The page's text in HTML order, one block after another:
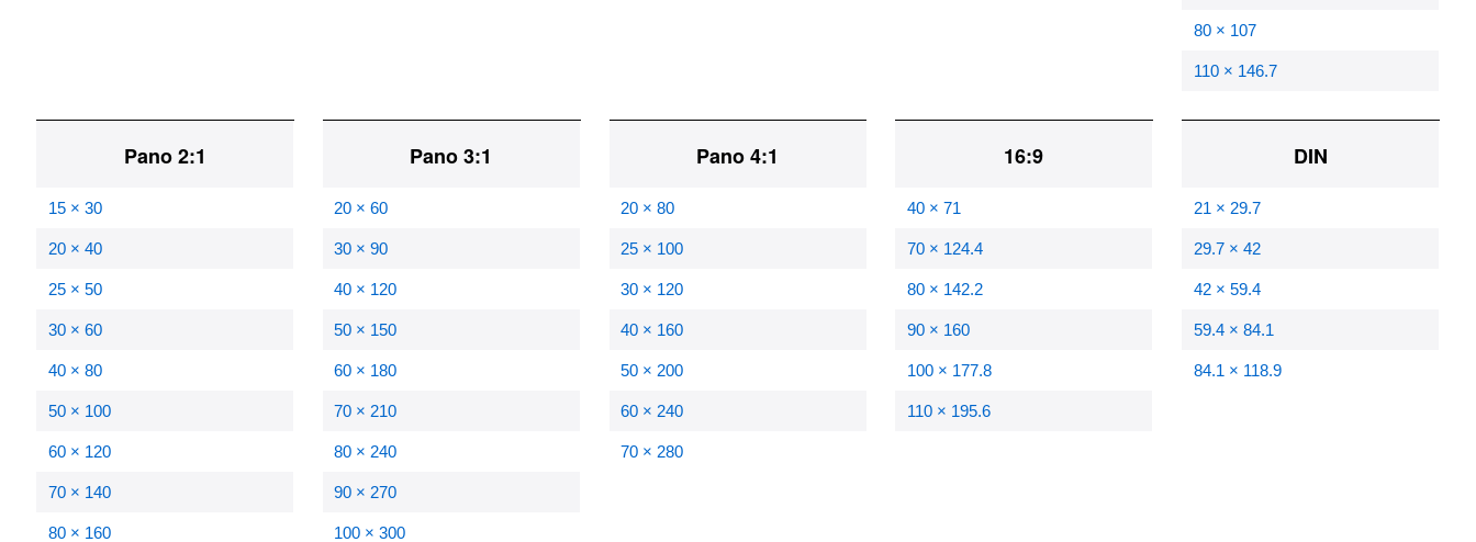
80 × 107
110 × 146.7
Pano 2:1
15 × 30
20 × 40
25 × 50
30 × 60
40 × 80
50 × 100
60 × 120
70 × 140
80 × 160
Pano 3:1
20 × 60
30 × 90
40 × 120
50 × 150
60 × 180
70 × 210
80 × 240
90 × 270
100 × 300
Pano 4:1
20 × 80
25 × 100
30 × 120
40 × 160
50 × 200
60 × 240
70 × 280
16:9
40 × 71
70 × 124.4
80 × 142.2
90 × 160
100 × 177.8
110 × 195.6
DIN
21 × 29.7
29.7 × 42
42 × 59.4
59.4 × 84.1
84.1 × 118.9